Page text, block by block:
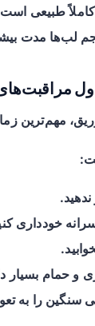
طبیعی
لب‌ها مدت
مهم‌ترین
خودداری
و حمام بسیار
را به